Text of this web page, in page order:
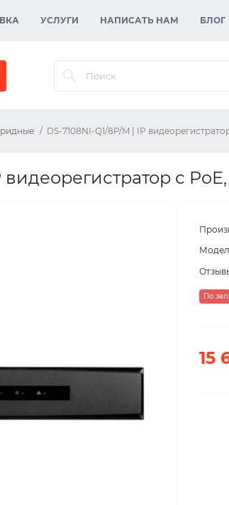
УСЛУГИ НАПИСАТЬ НАМ БЛОГ
DS-7108NI-Q1/8P/M | IP
видеорегистратор с
По
15